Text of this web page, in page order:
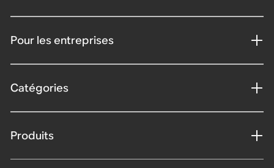
Pour les entreprises
Catégories
Produits